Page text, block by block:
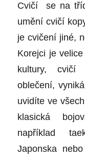
Cvičí se na
umění cvičí
je cvičení jiné,
Korejci je
kultury, cvičí
oblečení,
uvidíte ve
klasická
například
Japonska